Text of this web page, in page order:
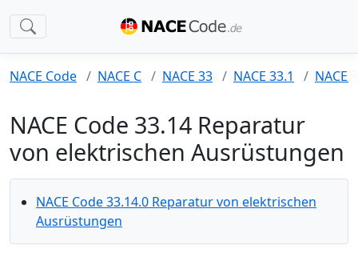
NACE Code NACE C NACE 33 NACE 33.1 NACE
NACE Code 33.14 Reparatur
von elektrischen Ausrüstungen
NACE Code 33.14.0 Reparatur von elektrischen
Ausrüstungen